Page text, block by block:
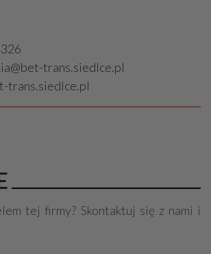
trans.siedlce.pl
trans.siedlce.pl
tej firmy? Skontaktuj się z nami i